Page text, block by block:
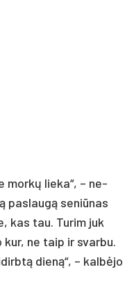
mor­kų lie­ka“, – ne­
pa­slau­gą se­niū­nas
kas tau. Tu­rim juk
ne taip ir svar­bu.
die­ną“, – kal­bė­jo